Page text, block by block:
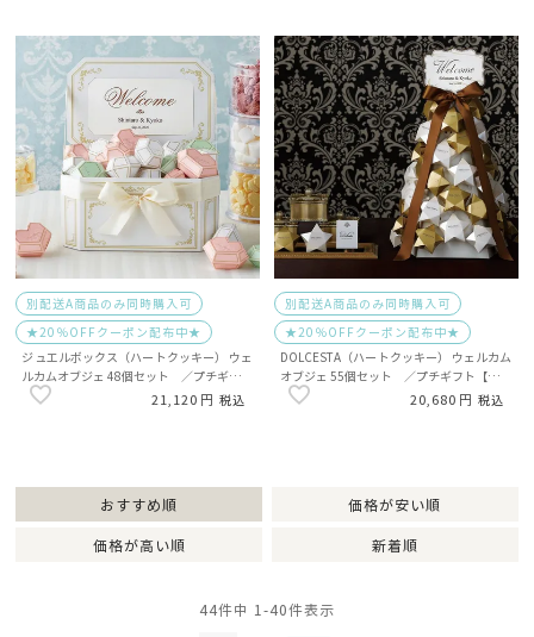
別配送A商品のみ同時購入可
★20％OFFクーポン配布中★
ジュエルボックス（ハートクッキー） ウェ
ルカムオブジェ 48個セット ／プチギフト
【別配送A】
21,120 税込
別配送A商品のみ同時購入可
★20％OFFクーポン配布中★
DOLCESTA（ハートクッキー） ウェルカム
オブジェ 55個セット ／プチギフト【別配
送A】
20,680 税込
おすすめ順 価格が安い順
価格が高い順 新着順
44件中 1-40件表示